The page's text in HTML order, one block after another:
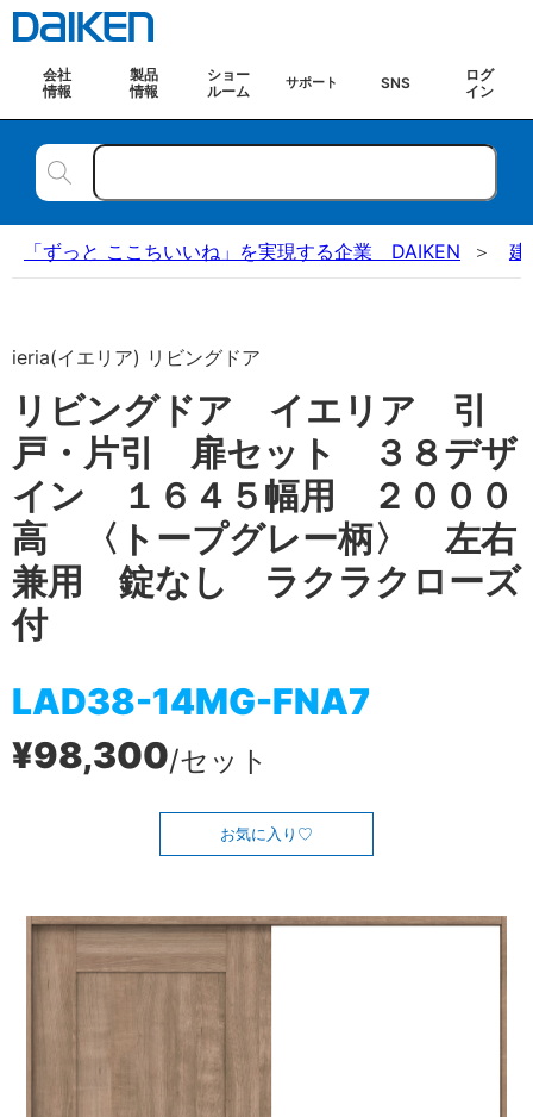
会社
情報
製品
情報
ショー
ルーム
サポート SNS
ログ
イン
「ずっと ここちいいね」を実現する企業 DAIKEN 建
ieria(イエリア) リビングドア
リビングドア イエリア 引
戸・片引 扉セット ３８デザ
イン １６４５幅用 ２０００
高 〈トープグレー柄〉 左右
兼用 錠なし ラクラクローズ
付
LAD38-14MG-FNA7
¥98,300/セット
お気に入り